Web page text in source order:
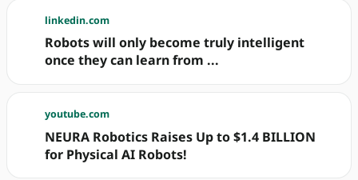
linkedin.com
Robots will only become truly intelligent
once they can learn from ...
youtube.com
NEURA Robotics Raises Up to $1.4 BILLION
for Physical AI Robots!